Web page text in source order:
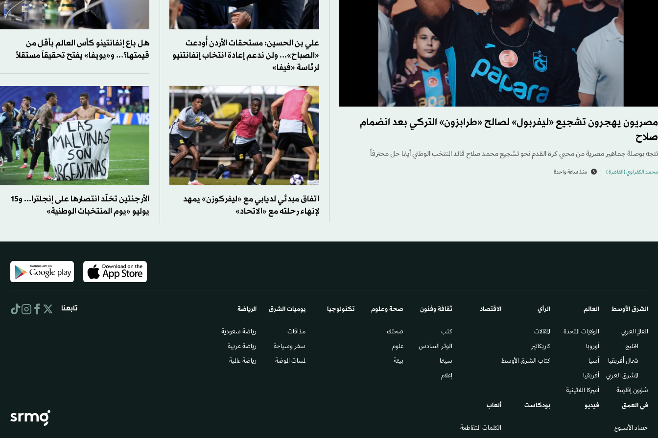
مصريون يهجرون تشجيع «ليفربول» لصالح «طرابزون» التركي بعد انضمام
صلاح
تتجه بوصلة جماهير مصرية من محبي كرة القدم نحو تشجيع محمد صلاح قائد المنتخب الوطني أينما حل محترفاً
محمد الكفراوي (القاهرة ) منذ ساعة واحدة
علي بن الحسين: مستحقات الأردن أُودعت
«الصباح»... ولن ندعم إعادة انتخاب إنفانتنيو
لرئاسة «فيفا»
هل باع إنفانتينو كأس العالم بأقل من
قيمتها؟... و«يويفا» يفتح تحقيقاً مستقلاً
اتفاق مبدئي لديابي مع «ليفركوزن» يمهد
لإنهاء رحلته مع «الاتحاد»
الأرجنتين تخلّد انتصارها على إنجلترا... و15
يوليو «يوم المنتخبات الوطنية»
الشرق الأوسط​
العالم العربي
الخليج
شمال أفريقيا
المشرق العربي
شؤون إقليمية
العالم
الولايات المتحدة
أوروبا
آسيا
أفريقيا
أميركا اللاتينية
الرأي
المقالات
كاريكاتير
كتاب الشرق الأوسط
الاقتصاد ثقافة وفنون
كتب
الوتر السادس​
سينما
إعلام
صحة وعلوم
صحتك
علوم
بيئة
تكنولوجيا يوميات الشرق​
مذاقات
سفر وسياحة
لمسات الموضة
الرياضة
رياضة سعودية
رياضة عربية
رياضة عالمية
في العمق
حصاد الأسبوع
فيديو بودكاست ألعاب
الكلمات المتقاطعة
تابعنا